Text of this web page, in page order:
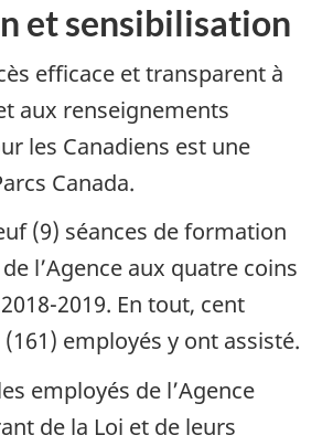
et sensibilisation
efficace et transparent à
aux renseignements
les Canadiens est une
Canada.
(9) séances de formation
l’Agence aux quatre coins
2019. En tout, cent
employés y ont assisté.
employés de l’Agence
de la Loi et de leurs